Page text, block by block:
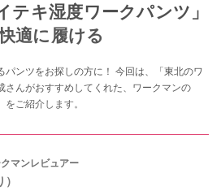
テキ湿度ワークパンツ」
適に履ける
パンツをお探しの方に！ 今回は、「東北のワ
さんがおすすめしてくれた、ワークマンの
をご紹介します。
マンレビュアー